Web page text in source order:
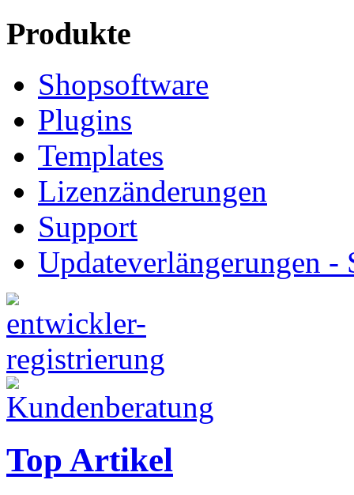
Produkte
Shopsoftware
Plugins
Templates
Lizenzänderungen
Support
Updateverlängerungen -
Top Artikel